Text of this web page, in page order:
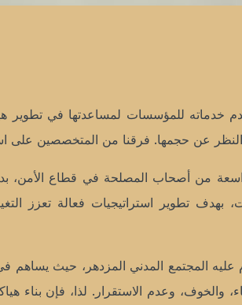
للمؤسسات لمساعدتها في تطوير
عن حجمها. فرقنا من المتخصصين على
من أصحاب المصلحة في قطاع الأمن، بدءًا
بهدف تطوير استراتيجيات فعالة تعزز
المجتمع المدني المزدهر، حيث يساهم
والخوف، وعدم الاستقرار. لذا، فإن بناء